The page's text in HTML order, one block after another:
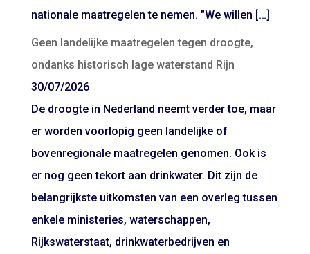
nationale maatregelen te nemen. "We willen […]
Geen landelijke maatregelen tegen droogte,
ondanks historisch lage waterstand Rijn
30/07/2026
De droogte in Nederland neemt verder toe, maar
er worden voorlopig geen landelijke of
bovenregionale maatregelen genomen. Ook is
er nog geen tekort aan drinkwater. Dit zijn de
belangrijkste uitkomsten van een overleg tussen
enkele ministeries, waterschappen,
Rijkswaterstaat, drinkwaterbedrijven en